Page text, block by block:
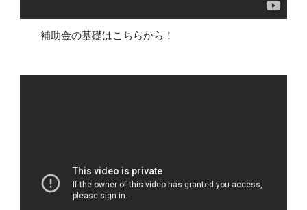
補助金の基礎はこちらから！